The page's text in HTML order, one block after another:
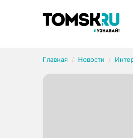
Главная Новости
Рубрики